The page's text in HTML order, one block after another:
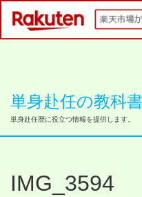
単身赴任の教科書
単身赴任歴に役立つ情報を提供します。
IMG_3594